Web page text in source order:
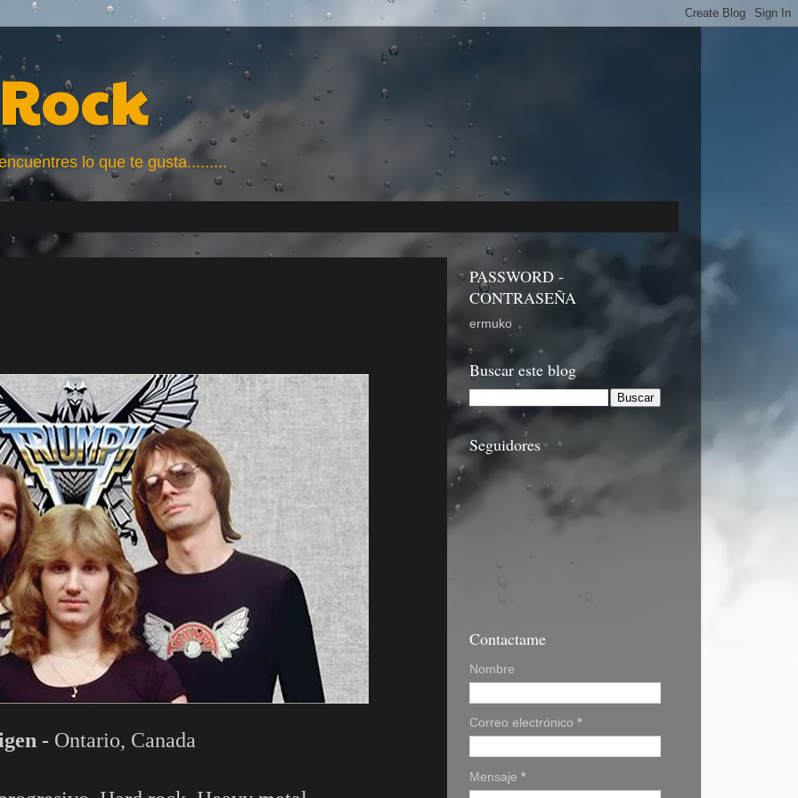
lo que te gusta.........
- Ontario, Canada
PASSWORD -
CONTRASEÑA
ermuko
Buscar este blog
Seguidores
Contactame
Nombre
Correo electrónico *
Mensaje *